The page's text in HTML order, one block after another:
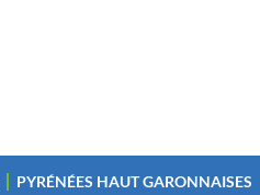
PYRÉNÉES HAUT GARONNAISES